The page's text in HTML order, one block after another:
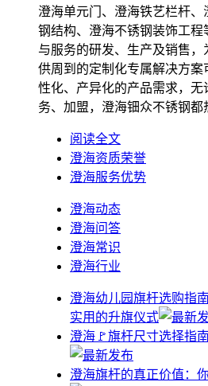
澄海单元门、澄海铁艺栏杆
钢结构、澄海不锈钢装饰工程
与服务的研发、生产及销售，
供周到的定制化专属解决方案
性化、产异化的产品需求，无
务、加盟，澄海钿众不锈钢都
阅读全文
澄海资质荣誉
澄海服务优势
澄海动态
澄海问答
澄海常识
澄海行业
澄海幼儿园旗杆选购指
实用的升旗仪式
澄海🚩旗杆尺寸选择指
澄海旗杆的真正价值：